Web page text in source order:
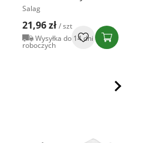
Salag
21,96 zł / szt
Wysyłka do 14 dni
roboczych